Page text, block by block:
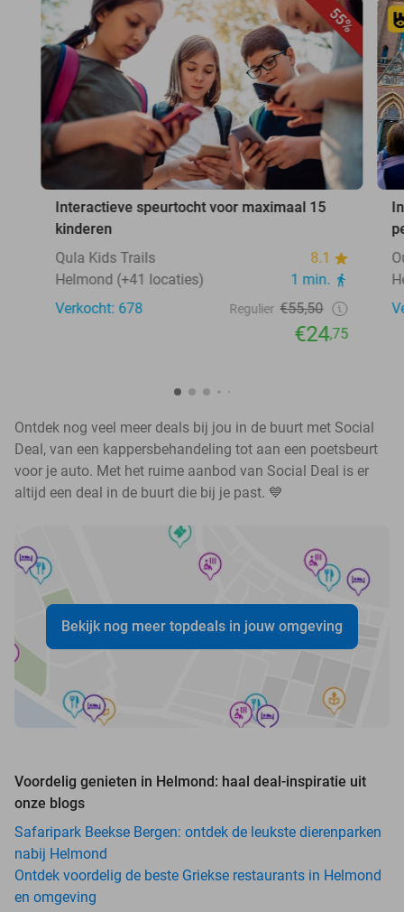
55%
Interactieve speurtocht voor maximaal 15
kinderen
Qula Kids Trails
8.1
Helmond (+41 locaties)
1 min.
Verkocht: 678
Regulier €55,50
€24,75
Ontdek nog veel meer deals bij jou in de buurt met Social
Deal, van een kappersbehandeling tot aan een poetsbeurt
voor je auto. Met het ruime aanbod van Social Deal is er
altijd een deal in de buurt die bij je past. 💙
Bekijk nog meer topdeals in jouw omgeving
Voordelig genieten in Helmond: haal deal-inspiratie uit
onze blogs
Safaripark Beekse Bergen: ontdek de leukste dierenparken
nabij Helmond
Ontdek voordelig de beste Griekse restaurants in Helmond
en omgeving